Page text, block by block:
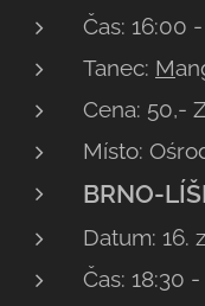
Čas: 16:00
Tanec: M
Cena: 50,-
Místo:
BRNO-
Datum: 16.
Čas: 18:30